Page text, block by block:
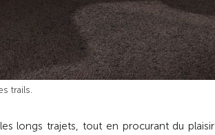
trails.
longs trajets, tout en procurant du